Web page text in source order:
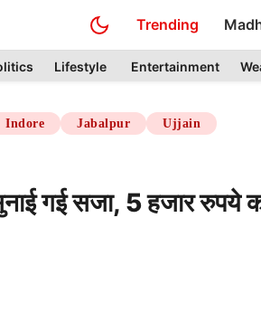
Trending
Lifestyle Entertainment
Indore Jabalpur Ujjain
गई सजा, 5 हजार रुपये